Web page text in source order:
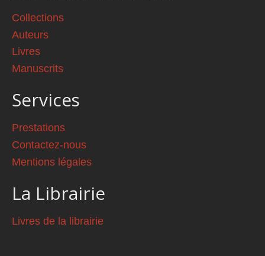
Collections
Auteurs
Livres
Manuscrits
Services
Prestations
Contactez-nous
Mentions légales
La Librairie
Livres de la librairie